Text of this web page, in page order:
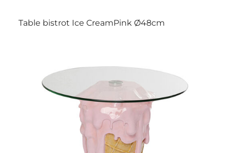
Table bistrot Ice CreamPink Ø48cm